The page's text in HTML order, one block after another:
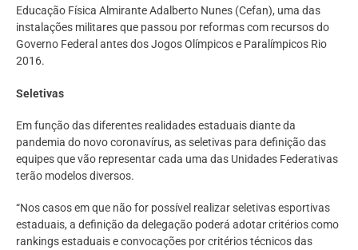
Educação Física Almirante Adalberto Nunes (Cefan), uma das
instalações militares que passou por reformas com recursos do
Governo Federal antes dos Jogos Olímpicos e Paralímpicos Rio
2016.
Seletivas
Em função das diferentes realidades estaduais diante da
pandemia do novo coronavírus, as seletivas para definição das
equipes que vão representar cada uma das Unidades Federativas
terão modelos diversos.
“Nos casos em que não for possível realizar seletivas esportivas
estaduais, a definição da delegação poderá adotar critérios como
rankings estaduais e convocações por critérios técnicos das